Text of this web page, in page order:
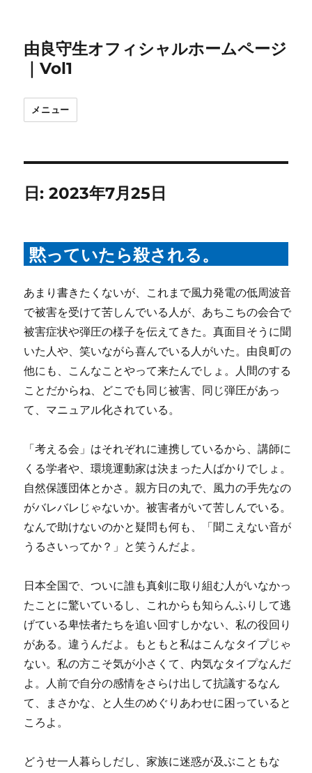
由良守生オフィシャルホームページ
｜Vol1
メニュー
日:2023年7月25日
黙っていたら殺される。
あまり書きたくないが、これまで風力発電の低周波音
で被害を受けて苦しんでいる人が、あちこちの会合で
被害症状や弾圧の様子を伝えてきた。真面目そうに聞
いた人や、笑いながら喜んでいる人がいた。由良町の
他にも、こんなことやって来たんでしょ。人間のする
ことだからね、どこでも同じ被害、同じ弾圧があっ
て、マニュアル化されている。
「考える会」はそれぞれに連携しているから、講師に
くる学者や、環境運動家は決まった人ばかりでしょ。
自然保護団体とかさ。親方日の丸で、風力の手先なの
がバレバレじゃないか。被害者がいて苦しんでいる。
なんで助けないのかと疑問も何も、「聞こえない音が
うるさいってか？」と笑うんだよ。
日本全国で、ついに誰も真剣に取り組む人がいなかっ
たことに驚いているし、これからも知らんふりして逃
げている卑怯者たちを追い回すしかない、私の役回り
がある。違うんだよ。もともと私はこんなタイプじゃ
ない。私の方こそ気が小さくて、内気なタイプなんだ
よ。人前で自分の感情をさらけ出して抗議するなん
て、まさかな、と人生のめぐりあわせに困っていると
ころよ。
どうせ一人暮らしだし、家族に迷惑が及ぶこともな